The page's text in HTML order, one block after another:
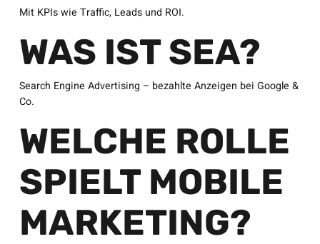
Mit KPIs wie Traffic, Leads und ROI.
WAS IST SEA?
Search Engine Advertising – bezahlte Anzeigen bei Google &
Co.
WELCHE ROLLE
SPIELT MOBILE
MARKETING?